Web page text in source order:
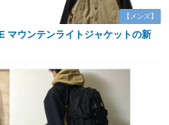
【メンズ】
マウンテンライトジャケットの新